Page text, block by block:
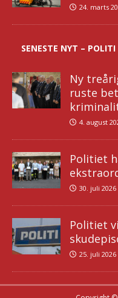
24. marts
SENESTE NYT – POLITI
Ny
ruste
4. august
Politiet
30. juli 2026
Politiet
25. juli 2026